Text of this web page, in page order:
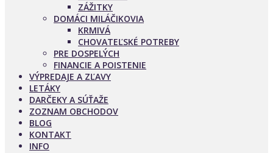
ZÁŽITKY
DOMÁCI MILÁČIKOVIA
KRMIVÁ
CHOVATEĽSKÉ POTREBY
PRE DOSPELÝCH
FINANCIE A POISTENIE
VÝPREDAJE A ZĽAVY
LETÁKY
DARČEKY A SÚŤAŽE
ZOZNAM OBCHODOV
BLOG
KONTAKT
INFO